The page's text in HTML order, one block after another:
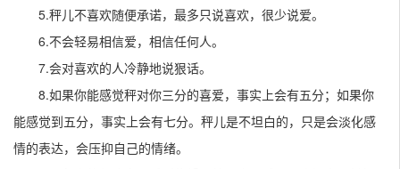
5.秤儿不喜欢随便承诺，最多只说喜欢，很少说爱。
6.不会轻易相信爱，相信任何人。
7.会对喜欢的人冷静地说狠话。
8.如果你能感觉秤对你三分的喜爱，事实上会有五分；如果你
能感觉到五分，事实上会有七分。秤儿是不坦白的，只是会淡化感
情的表达，会压抑自己的情绪。